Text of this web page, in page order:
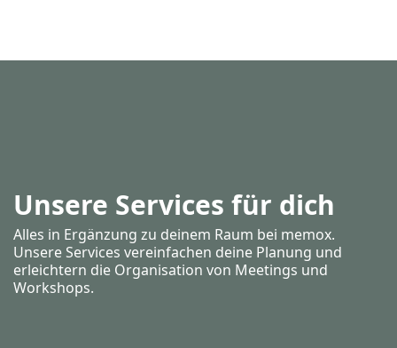
Unsere Services für dich
Alles in Ergänzung zu deinem Raum bei memox.
Unsere Services vereinfachen deine Planung und
erleichtern die Organisation von Meetings und
Workshops.